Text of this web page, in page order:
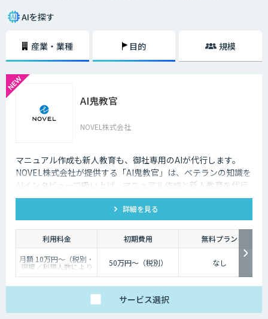
するには、チームのAIリテラシー向上が大切です。
AIを探す
産業・業種 目的 規模
AI鬼教官
NOVEL株式会社
マニュアル作成も新人教育も、御社専用のAIが代行します。
NOVEL株式会社が提供する「AI鬼教官」は、ベテランの知識を
AIインタビューで吸い上げ、マニュアル作成と新人教育を代行
するAI教育係です。24時間・出典つきで新人の質問に答えま
詳細を見る
利用料金 初期費用
無料プラン
月額 10万円〜（税別・
規模／利用人数により
個別見積）
50万円〜（税別） なし
サービス選択